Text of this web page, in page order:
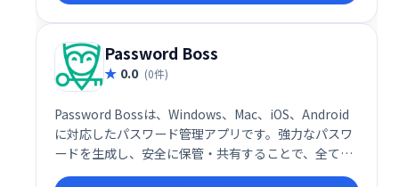
Password Boss
0.0 (0件)
Password Bossは、Windows、Mac、iOS、Android
に対応したパスワード管理アプリです。強力なパスワ
ードを生成し、安全に保管・共有することで、全ての
ログイン情報を一元管理できます。プラットフォーム